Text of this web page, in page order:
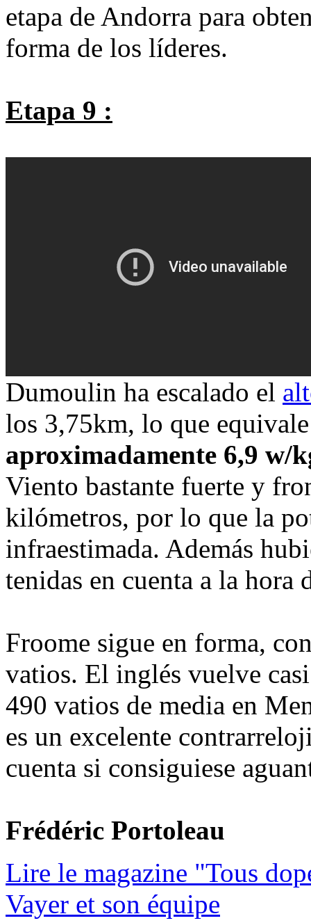
etapa de Andorra para
forma de los líderes.
Etapa 9 :
Dumoulin ha escalado el
los 3,75km, lo que
aproximadamente 6,9 w/
Viento bastante fuerte y
kilómetros, por lo que la
infraestimada. Además
tenidas en cuenta a la hora
Froome sigue en forma,
vatios. El inglés vuelve
490 vatios de media en
es un excelente
cuenta si consiguiese
Frédéric Portoleau
Lire le magazine "Tous
Vayer et son équipe